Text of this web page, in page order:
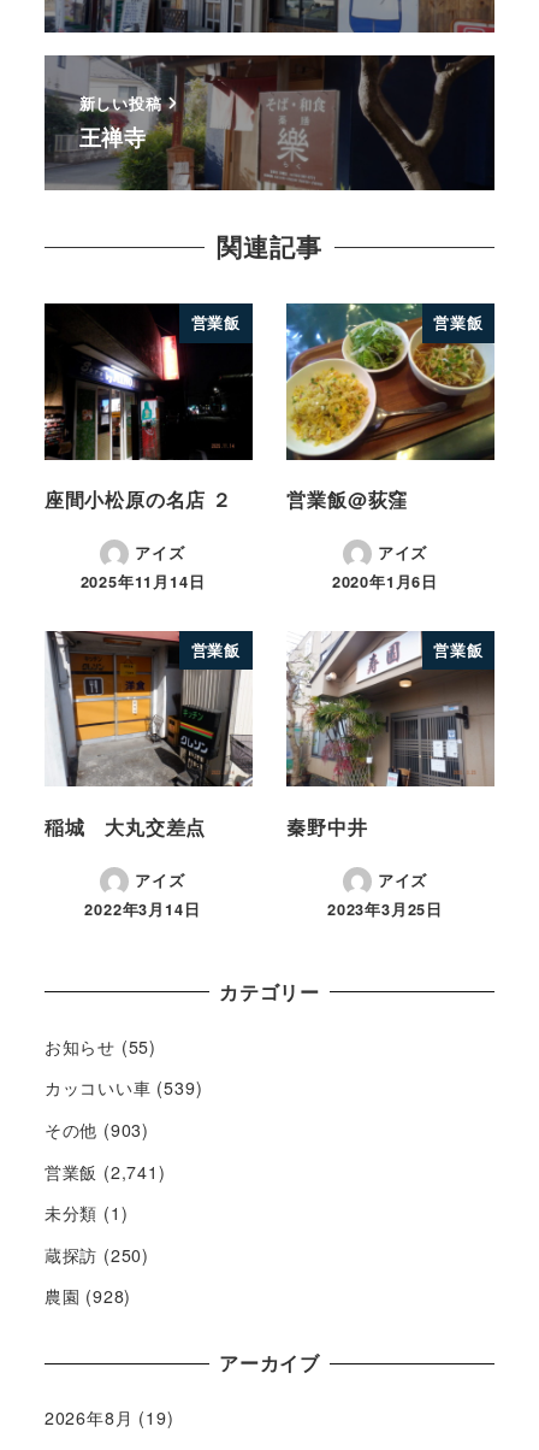
新しい投稿
王禅寺
関連記事
営業飯
座間小松原の名店 ２
アイズ
2025年11月14日
営業飯
営業飯@荻窪
アイズ
2020年1月6日
営業飯
稲城 大丸交差点
アイズ
2022年3月14日
営業飯
秦野中井
アイズ
2023年3月25日
カテゴリー
お知らせ (55)
カッコいい車 (539)
その他 (903)
営業飯 (2,741)
未分類 (1)
蔵探訪 (250)
農園 (928)
アーカイブ
2026年8月 (19)